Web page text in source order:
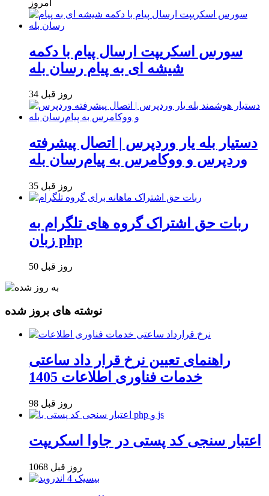
امروز
سورس اسکریپت ارسال پیام با دکمه
شیشه ای به پیام رسان بله
34 روز قبل
دستیار بله یار وردپرس | اتصال پیشرفته
وردپرس و ووکامرس به پیام‌رسان بله
35 روز قبل
ربات حق اشتراک گروه های تلگرام به
زبان php
50 روز قبل
نوشته های بروز شده
راهنمای تعیین نرخ قرار داد ساعتی
خدمات فناوری اطلاعات 1405
98 روز قبل
اعتبار سنجی کد پستی در جاوا اسکریپت
1068 روز قبل